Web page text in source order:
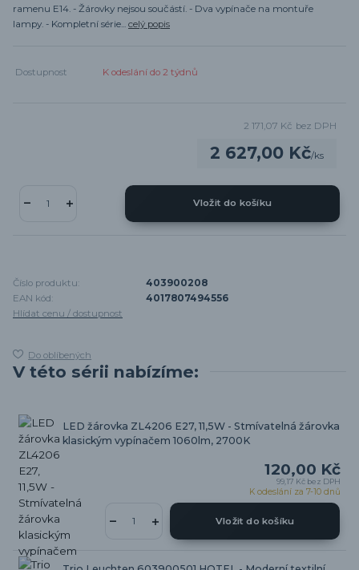
ramenu E14. - Žárovky nejsou součástí. - Dva vypínače na montuře
lampy. - Kompletní série... celý popis
Dostupnost K odeslání do 2 týdnů
2 627,00 Kč/ks
2 171,07 Kč bez DPH
Vložit do košíku
Číslo produktu:
403900208
EAN kód:
4017807494556
Hlídat cenu / dostupnost
Do oblíbených
V této sérii nabízíme:
LED žárovka ZL4206 E27, 11,5W - Stmívatelná žárovka
klasickým vypínačem 1060lm, 2700K
120,00 Kč
99,17 Kč bez DPH
K odeslání za 7-10 dnů
Vložit do košíku